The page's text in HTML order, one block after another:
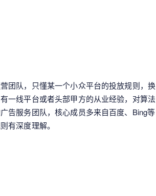
团队，只懂某一个小众平台的投放规则，换
一线平台或者头部甲方的从业经验，对算法
告服务团队，核心成员多来自百度、Bing等
有深度理解。